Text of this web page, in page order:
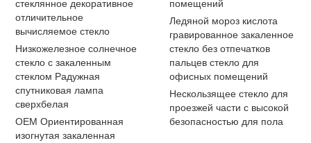
стеклянное декоративное
отличительное
вычисляемое стекло
Низкожелезное солнечное
стекло с закаленным
стеклом Радужная
спутниковая лампа
сверхбелая
OEM Ориентированная
изогнутая закаленная
помещений
Ледяной мороз кислота
гравированное закаленное
стекло без отпечатков
пальцев стекло для
офисных помещений
Нескользящее стекло для
проезжей части с высокой
безопасностью для пола